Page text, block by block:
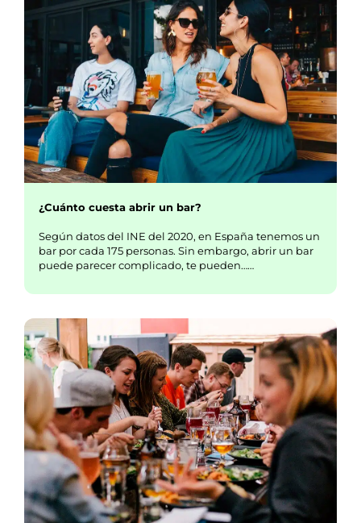
¿Cuánto cuesta abrir un bar?
Según datos del INE del 2020, en España tenemos un
bar por cada 175 personas. Sin embargo, abrir un bar
puede parecer complicado, te pueden……